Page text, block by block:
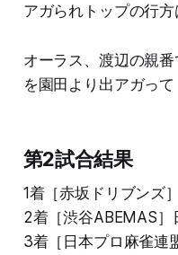
アガられトップの行方
オーラス、渡辺の親
を園田より出アガって
第2試合結果
1着［赤坂ドリブン
2着［渋谷ABEMAS
3着［日本プロ麻雀